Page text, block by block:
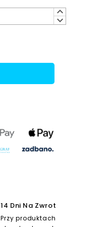
keyboard_arrow_up
keyboard_arrow_down
14 Dni Na Zwrot
Przy produktach